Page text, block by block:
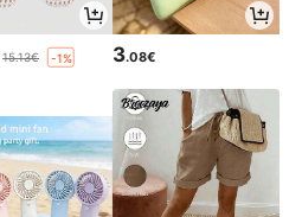
15.13€ -1% 3.08€